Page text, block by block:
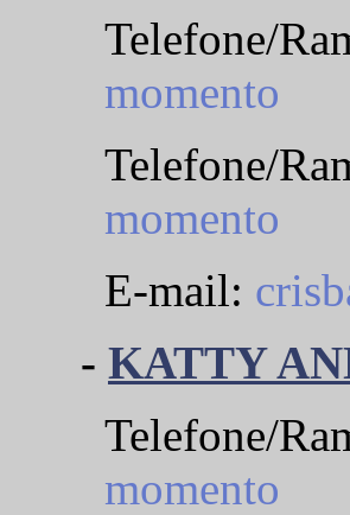
Telefone/
momento
Telefone/
momento
E-mail:
- KATTY
Telefone/
momento